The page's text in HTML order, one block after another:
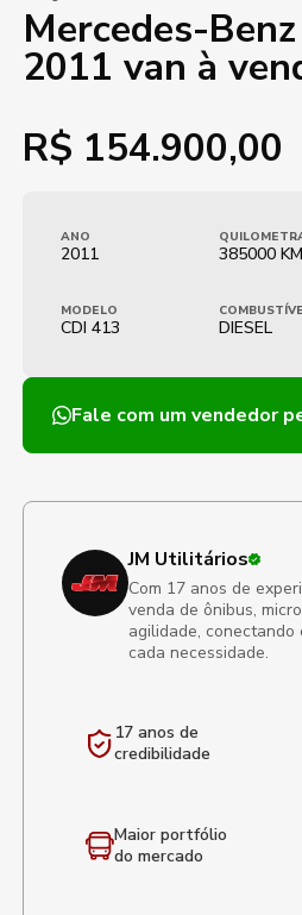
Mercedes-
2011 van à
R$ 154.900,00
ANO
2011 385000 KM
MODELO
CDI 413 DIESEL
Fale com um vendedor
JM Utilitários
Com 17 anos de
venda de ônibus,
agilidade,
cada necessidade.
17 anos de
credibilidade
Maior portfólio
do mercado